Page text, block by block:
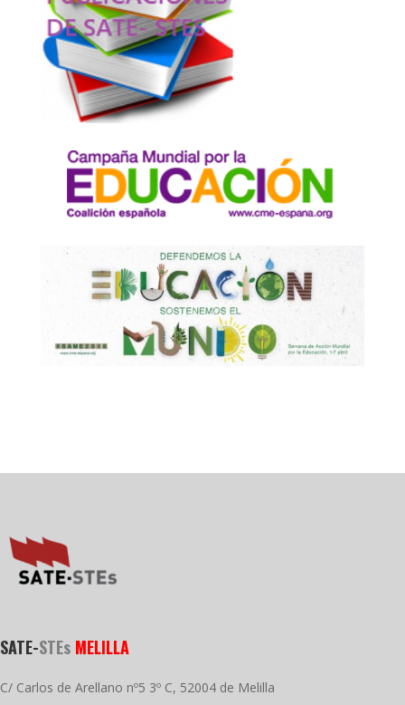
SATE-STEs MELILLA
C/ Carlos de Arellano nº5 3º C, 52004 de Melilla